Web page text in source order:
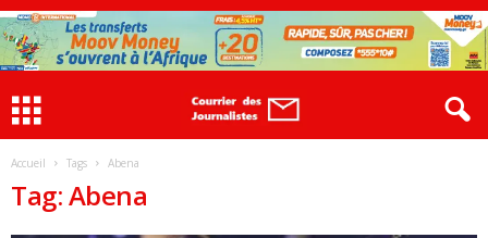
Accueil Tags Abena
Tag: Abena